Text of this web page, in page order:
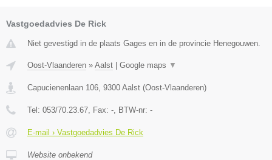
Vastgoedadvies De Rick
Niet gevestigd in de plaats Gages en in de provincie Henegouwen.
Oost-Vlaanderen » Aalst Google maps ▼
Capucienenlaan 106 9300 Aalst (Oost-Vlaanderen)
Tel: 053/70.23.67 , Fax: - , BTW-nr: -
E-mail › Vastgoedadvies De Rick
Website onbekend